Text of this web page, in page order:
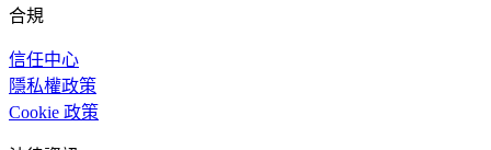
合規
信任中心
隱私權政策
Cookie 政策